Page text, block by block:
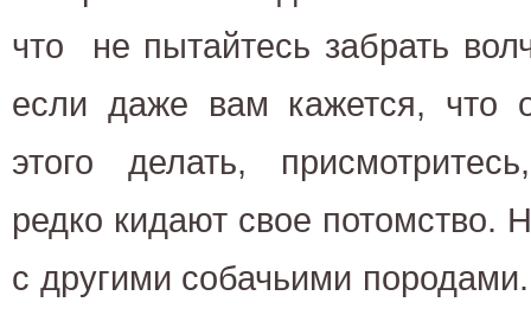
что не пытайтесь забрать
если даже вам кажется, что
этого делать,
редко кидают свое потомство.
с другими собачьими